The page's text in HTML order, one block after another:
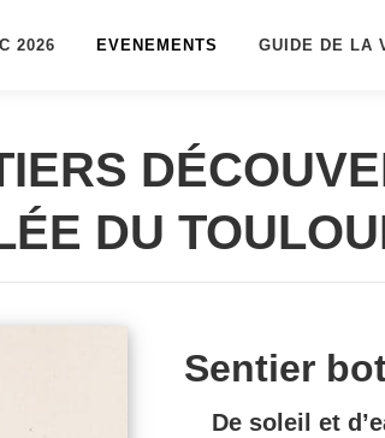
2026 EVENEMENTS GUIDE DE LA
DU
Sentier
De soleil et